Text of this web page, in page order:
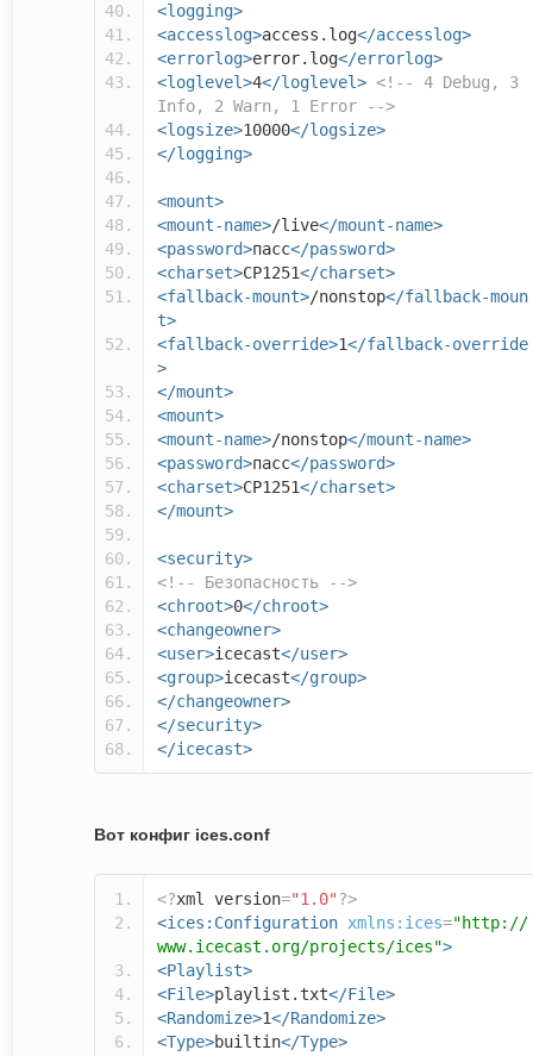
<logging>
<accesslog>access.log</accesslog>
<errorlog>error.log</errorlog>
<loglevel>4</loglevel> <!-- 4 Debug, 3
Info, 2 Warn, 1 Error -->
<logsize>10000</logsize>
</logging>
<mount>
<mount-name>/live</mount-name>
<password>пасс</password>
<charset>CP1251</charset>
<fallback-mount>/nonstop</fallback-moun
t>
<fallback-override>1</fallback-override
>
</mount>
<mount>
<mount-name>/nonstop</mount-name>
<password>пасс</password>
<charset>CP1251</charset>
</mount>
<security>
<!-- Безопасность -->
<chroot>0</chroot>
<changeowner>
<user>icecast</user>
<group>icecast</group>
</changeowner>
</security>
</icecast>
Вот конфиг ices.conf
<?xml version="1.0"?>
<ices:Configuration xmlns:ices="http://
www.icecast.org/projects/ices">
<Playlist>
<File>playlist.txt</File>
<Randomize>1</Randomize>
<Type>builtin</Type>